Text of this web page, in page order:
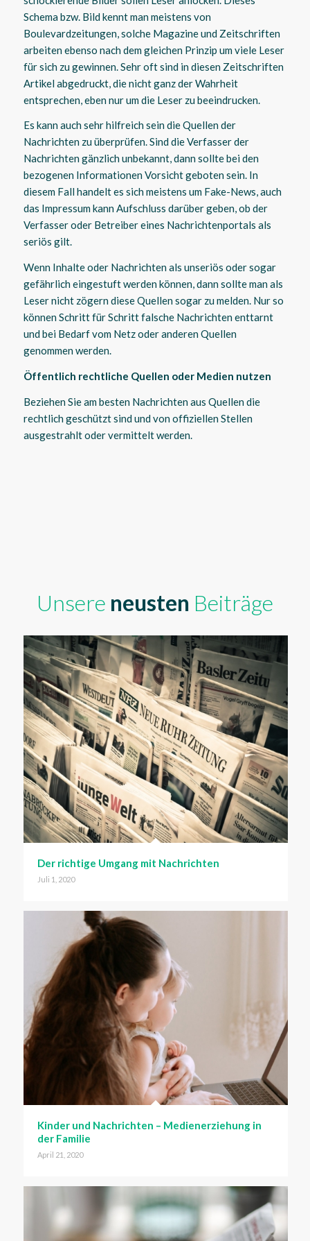
Schema bzw. Bild kennt man meistens von
Boulevardzeitungen, solche Magazine und Zeitschriften
arbeiten ebenso nach dem gleichen Prinzip um viele Leser
für sich zu gewinnen. Sehr oft sind in diesen Zeitschriften
Artikel abgedruckt, die nicht ganz der Wahrheit
entsprechen, eben nur um die Leser zu beeindrucken.
Es kann auch sehr hilfreich sein die Quellen der
Nachrichten zu überprüfen. Sind die Verfasser der
Nachrichten gänzlich unbekannt, dann sollte bei den
bezogenen Informationen Vorsicht geboten sein. In
diesem Fall handelt es sich meistens um Fake-News, auch
das Impressum kann Aufschluss darüber geben, ob der
Verfasser oder Betreiber eines Nachrichtenportals als
seriös gilt.
Wenn Inhalte oder Nachrichten als unseriös oder sogar
gefährlich eingestuft werden können, dann sollte man als
Leser nicht zögern diese Quellen sogar zu melden. Nur so
können Schritt für Schritt falsche Nachrichten enttarnt
und bei Bedarf vom Netz oder anderen Quellen
genommen werden.
Öffentlich rechtliche Quellen oder Medien nutzen
Beziehen Sie am besten Nachrichten aus Quellen die
rechtlich geschützt sind und von offiziellen Stellen
ausgestrahlt oder vermittelt werden.
Unsere neusten Beiträge
Der richtige Umgang mit Nachrichten
Juli 1, 2020
Kinder und Nachrichten – Medienerziehung in
der Familie
April 21, 2020